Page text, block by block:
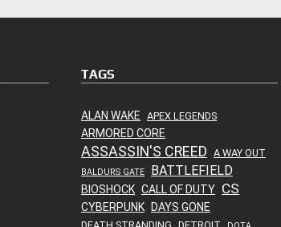
TAGS
ALAN WAKE APEX LEGENDS
ARMORED CORE
ASSASSIN'S CREED A WAY OUT
BALDURS GATE BATTLEFIELD
BIOSHOCK CALL OF DUTY CS
CYBERPUNK DAYS GONE